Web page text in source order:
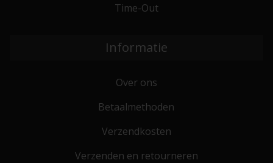
Time-Out
Informatie
Over ons
Betaalmethoden
Verzendkosten
Verzenden en retourneren